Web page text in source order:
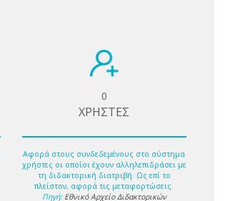
0
ΧΡΗΣΤΕΣ
Αφορά στους συνδεδεμένους στο σύστημα
χρήστες οι οποίοι έχουν αλληλεπιδράσει με
τη διδακτορική διατριβή. Ως επί το
πλείστον, αφορά τις μεταφορτώσεις.
Πηγή: Εθνικό Αρχείο Διδακτορικών